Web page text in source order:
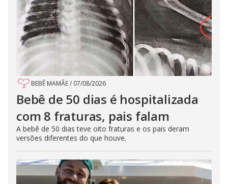
BEBÊ MAMÃE/ 07/08/2026
Bebê de 50 dias é hospitalizada
com 8 fraturas, pais falam
A bebê de 50 dias teve oito fraturas e os pais deram
versões diferentes do que houve.